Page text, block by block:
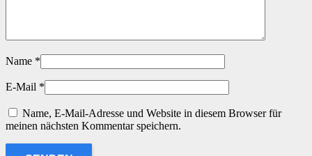
Name *
E-Mail *
Name, E-Mail-Adresse und Website in diesem Browser für
meinen nächsten Kommentar speichern.